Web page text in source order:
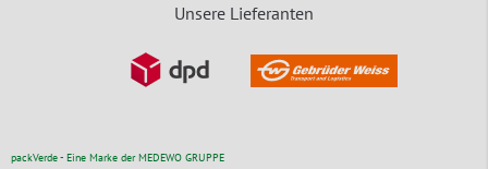
Unsere Lieferanten
packVerde - Eine Marke der MEDEWO GRUPPE